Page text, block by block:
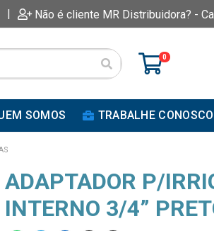
| Não é cliente MR Distribuidora? -
0
SOMOS TRABALHE CONOSCO
ADAPTADOR P/
INTERNO 3/4”